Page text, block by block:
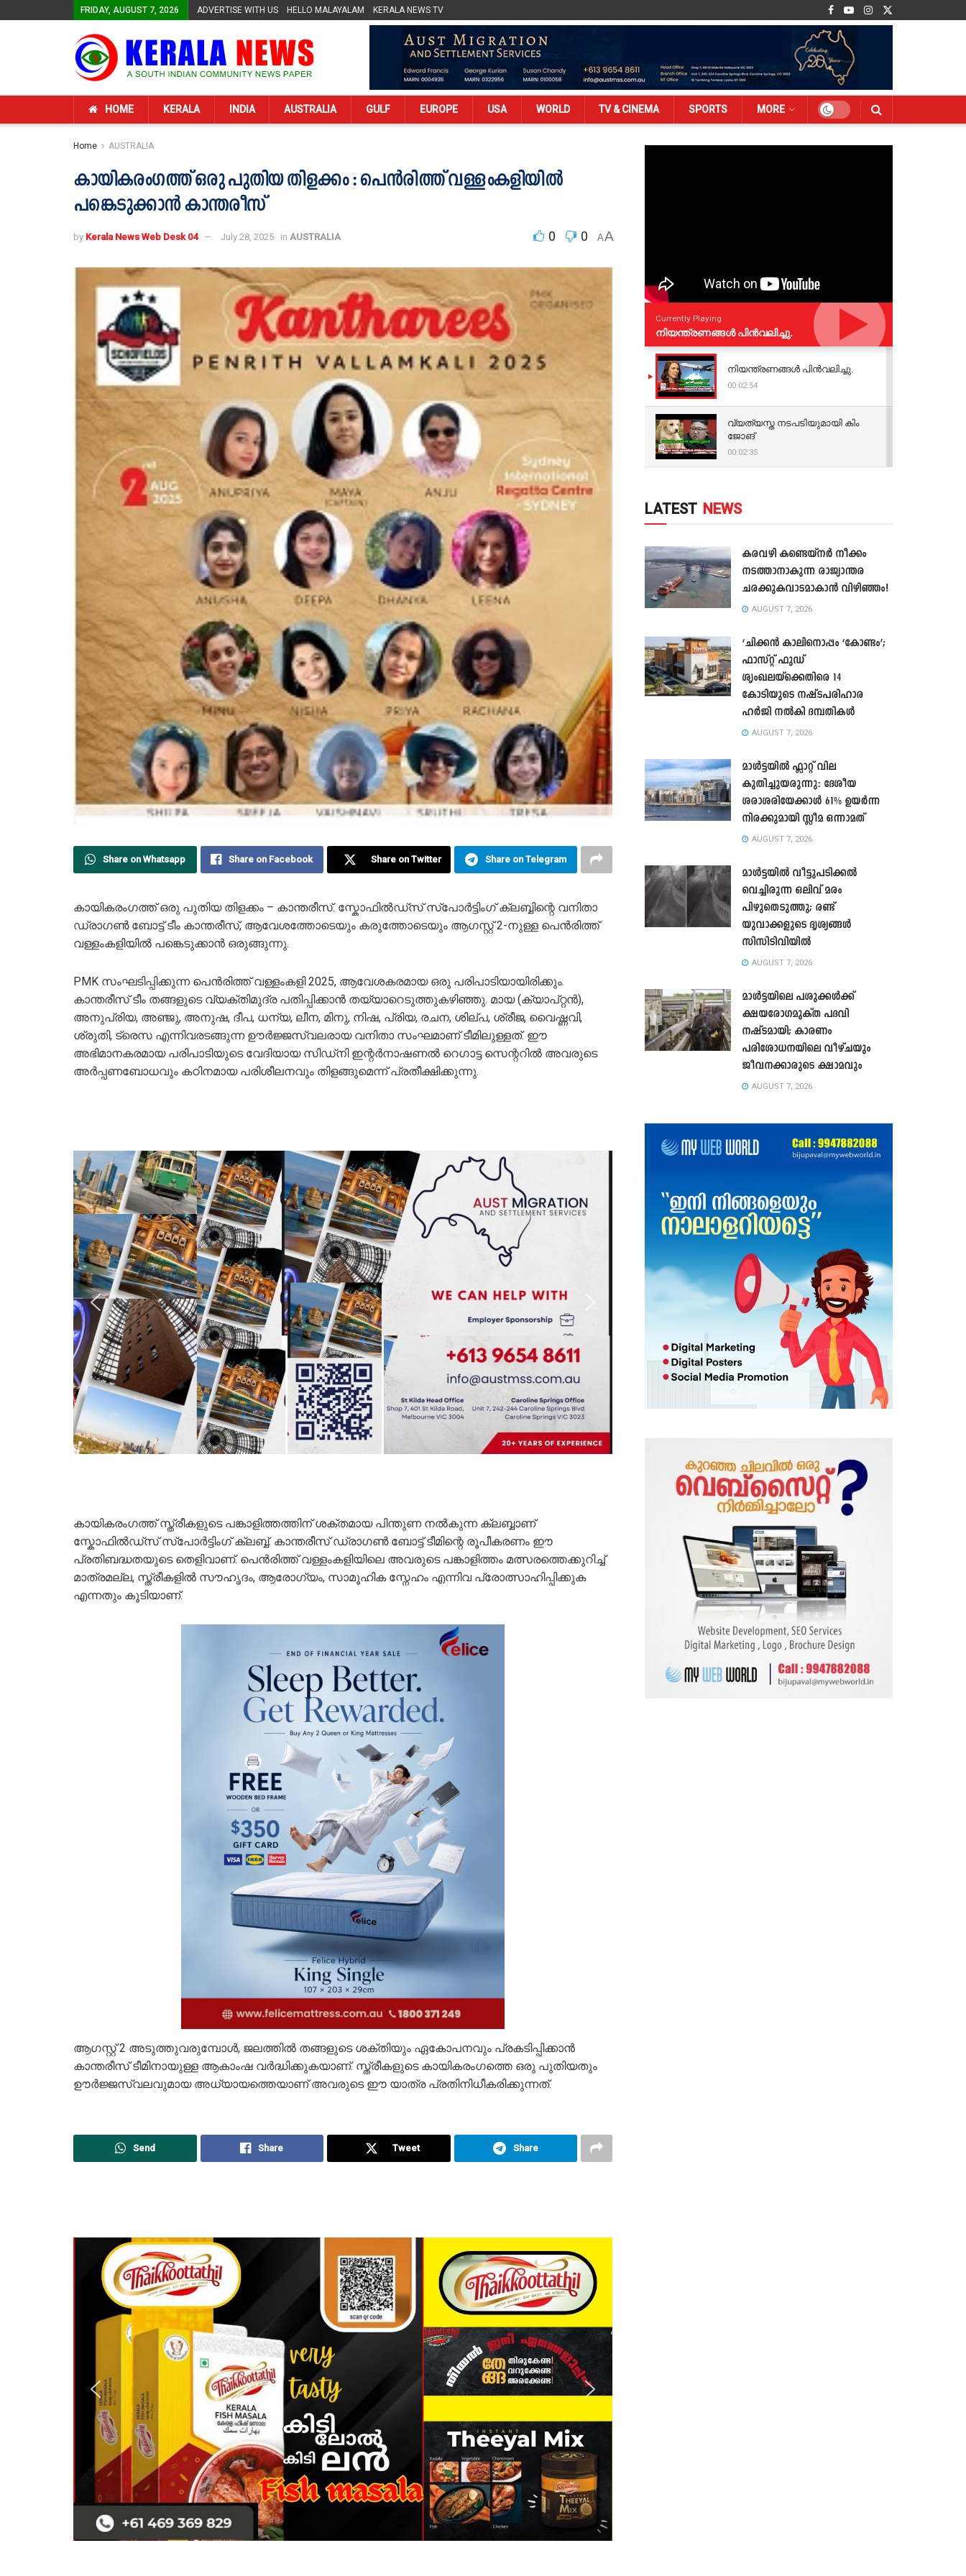
FRIDAY, AUGUST 7, 2026 ADVERTISE WITH US HELLO MALAYALAM KERALA NEWS TV
HOME KERALA INDIA AUSTRALIA GULF EUROPE USA WORLD TV & CINEMA SPORTS MORE
Home AUSTRALIA
കായികരംഗത്ത് ഒരു പുതിയ തിളക്കം : പെൻരിത്ത് വള്ളംകളിയിൽ
പങ്കെടുക്കാൻ കാന്തരീസ്
by Kerala News Web Desk 04 July 28, 2025 in AUSTRALIA 0 0 AA
Share on Whatsapp Share on Facebook Share on Twitter Share on Telegram
കായികരംഗത്ത് ഒരു പുതിയ തിളക്കം – കാന്തരീസ്. സ്കോഫിൽഡ്‌സ് സ്പോർട്ടിംഗ് ക്ലബ്ബിന്റെ വനിതാ
ഡ്രാഗൺ ബോട്ട് ടീം കാന്തരീസ്, ആവേശത്തോടെയും കരുത്തോടെയും ആഗസ്റ്റ് 2-നുള്ള പെൻരിത്ത്
വള്ളംകളിയിൽ പങ്കെടുക്കാൻ ഒരുങ്ങുന്നു.
PMK സംഘടിപ്പിക്കുന്ന പെൻരിത്ത് വള്ളംകളി 2025, ആവേശകരമായ ഒരു പരിപാടിയായിരിക്കും.
കാന്തരീസ് ടീം തങ്ങളുടെ വ്യക്തിമുദ്ര പതിപ്പിക്കാൻ തയ്യാറെടുത്തുകഴിഞ്ഞു. മായ (ക്യാപ്റ്റൻ),
അനുപ്രിയ, അഞ്ജു, അനുഷ, ദീപ, ധന്യ, ലീന, മിനു, നിഷ, പ്രിയ, രചന, ശില്പ, ശ്രീജ, വൈഷ്ണവി,
ശ്രുതി, ട്രെസ എന്നിവരടങ്ങുന്ന ഊർജ്ജസ്വലരായ വനിതാ സംഘമാണ് ടീമിലുള്ളത്. ഈ
അഭിമാനകരമായ പരിപാടിയുടെ വേദിയായ സിഡ്‌നി ഇന്റർനാഷണൽ റെഗാട്ട സെന്ററിൽ അവരുടെ
അർപ്പണബോധവും കഠിനമായ പരിശീലനവും തിളങ്ങുമെന്ന് പ്രതീക്ഷിക്കുന്നു.
കായികരംഗത്ത് സ്ത്രീകളുടെ പങ്കാളിത്തത്തിന് ശക്തമായ പിന്തുണ നൽകുന്ന ക്ലബ്ബാണ്
സ്കോഫിൽഡ്‌സ് സ്പോർട്ടിംഗ് ക്ലബ്ബ്. കാന്തരീസ് ഡ്രാഗൺ ബോട്ട് ടീമിന്റെ രൂപീകരണം ഈ
പ്രതിബദ്ധതയുടെ തെളിവാണ്. പെൻരിത്ത് വള്ളംകളിയിലെ അവരുടെ പങ്കാളിത്തം മത്സരത്തെക്കുറിച്ച്
മാത്രമല്ല, സ്ത്രീകളിൽ സൗഹൃദം, ആരോഗ്യം, സാമൂഹിക സ്നേഹം എന്നിവ പ്രോത്സാഹിപ്പിക്കുക
എന്നതും കൂടിയാണ്.
ആഗസ്റ്റ് 2 അടുത്തുവരുമ്പോൾ, ജലത്തിൽ തങ്ങളുടെ ശക്തിയും ഏകോപനവും പ്രകടിപ്പിക്കാൻ
കാന്തരീസ് ടീമിനായുള്ള ആകാംഷ വർദ്ധിക്കുകയാണ്. സ്ത്രീകളുടെ കായികരംഗത്തെ ഒരു പുതിയതും
ഊർജ്ജസ്വലവുമായ അധ്യായത്തെയാണ് അവരുടെ ഈ യാത്ര പ്രതിനിധീകരിക്കുന്നത്.
Send Share Tweet Share
Currently Playing
നിയന്ത്രണങ്ങള്‍ പിന്‍വലിച്ചു.
നിയന്ത്രണങ്ങള്‍ പിന്‍വലിച്ചു.
00:02:54
വ്യത്യസ്ത നടപടിയുമായി കിം
ജോങ്
00:02:35
LATEST NEWS
കരവഴി കണ്ടെയ്നർ നീക്കം
നടത്താനാകുന്ന രാജ്യാന്തര
ചരക്കുകവാടമാകാൻ വിഴിഞ്ഞം!
AUGUST 7, 2026
‘ചിക്കൻ കാലിനൊപ്പം ‘കോണ്ടം’;
ഫാസ്റ്റ് ഫുഡ്
ശൃംഖലയ്ക്കെതിരെ 14
കോടിയുടെ നഷ്ടപരിഹാര
ഹർജി നൽകി ദമ്പതികൾ
AUGUST 7, 2026
മാൾട്ടയിൽ ഫ്ലാറ്റ് വില
കുതിച്ചുയരുന്നു: ദേശീയ
ശരാശരിയേക്കാൾ 61% ഉയർന്ന
നിരക്കുമായി സ്ലീമ ഒന്നാമത്
AUGUST 7, 2026
മാൾട്ടയിൽ വീട്ടുപടിക്കൽ
വെച്ചിരുന്ന ഒലിവ് മരം
പിഴുതെടുത്തു; രണ്ട്
യുവാക്കളുടെ ദൃശ്യങ്ങൾ
സിസിടിവിയിൽ
AUGUST 7, 2026
മാൾട്ടയിലെ പശുക്കൾക്ക്
ക്ഷയരോഗമുക്ത പദവി
നഷ്ടമായി; കാരണം
പരിശോധനയിലെ വീഴ്ചയും
ജീവനക്കാരുടെ ക്ഷാമവും
AUGUST 7, 2026